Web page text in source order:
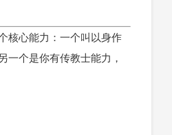
核心能力：一个叫以身作
一个是你有传教士能力，